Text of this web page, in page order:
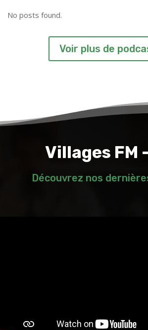
No posts found.
Voir plus de
Villages FM
Découvrez nos